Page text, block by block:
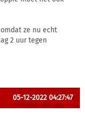
ze nu echt
2 uur tegen
05-12-2022 04:27:47